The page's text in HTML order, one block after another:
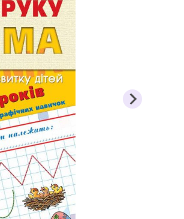
Образотворче
Трудове навчання
Інформатика
Етика, Християнська
Захист Вітчизни
Таблиці, наочність
Інше